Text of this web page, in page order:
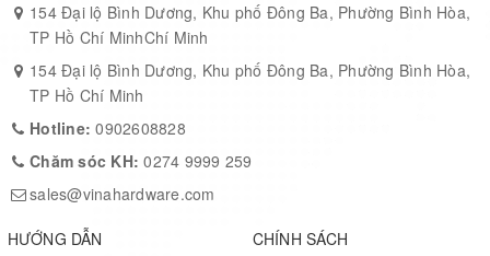
154 Đại lộ Bình Dương, Khu phố Đông Ba, Phường Bình Hòa,
TP Hồ Chí MinhChí Minh
154 Đại lộ Bình Dương, Khu phố Đông Ba, Phường Bình Hòa,
TP Hồ Chí Minh
Hotline:0902608828
Chăm sóc KH:0274 9999 259
sales@vinahardware.com
HƯỚNG DẪN
CHÍNH SÁCH